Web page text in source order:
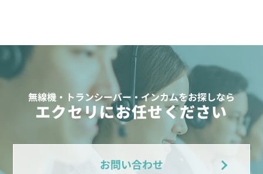
無線機・トランシーバー・インカムをお探しなら
エクセリにお任せください
お問い合わせ